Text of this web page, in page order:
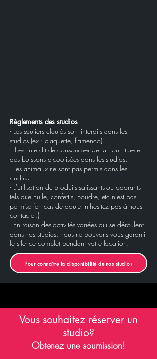
Règlements des studios
- Les souliers cloutés sont interdits dans les
studios (ex.: claquette, flamenco).
- Il est interdit de consommer de la nourriture et
des boissons alcoolisées dans les studios.
- Les animaux ne sont pas permis dans les
studios.
- L'utilisation de produits salissants ou odorants
tels que huile, confettis, poudre, etc n'est pas
permise (en cas de doute, n'hésitez pas à nous
contacter.)
- En raison des activités variées qui se déroulent
dans nos studios, nous ne pouvons vous garantir
le silence complet pendant votre location.
Pour connaître la disponibilité de nos studios
Vous souhaitez réserver un
studio?
Obtenez une soumission!